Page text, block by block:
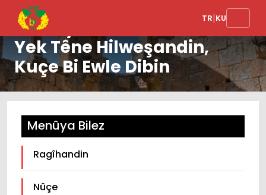
TR|KU
Avahiyên Metrûk Yek bi
Yek Têne Hilweşandin,
Kuçe Bi Ewle Dibin
Menûya Bilez
Ragîhandin
Nûçe